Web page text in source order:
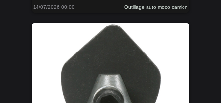
14/07/2026 00:00 Outillage auto moco camion